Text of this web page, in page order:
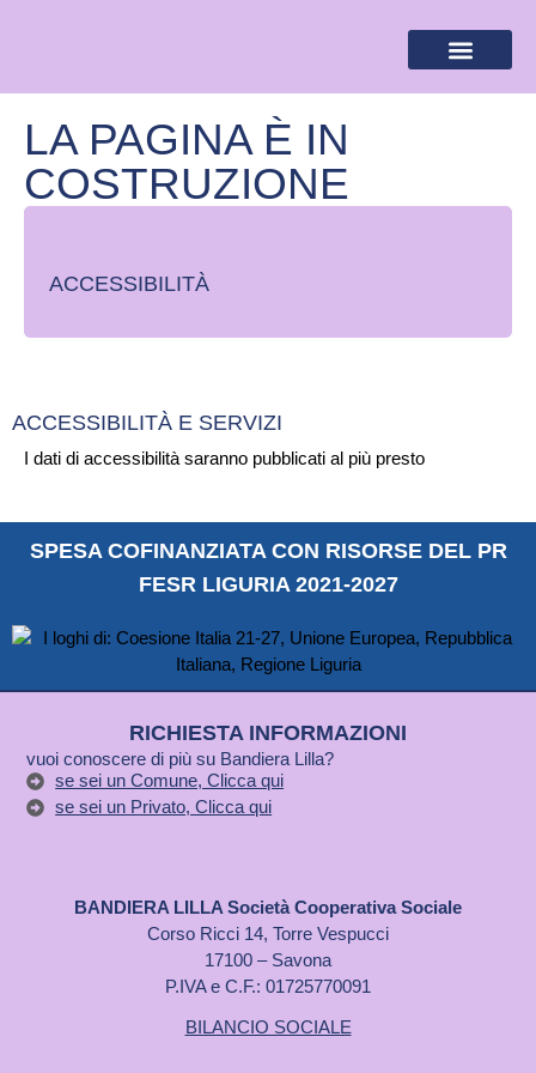
LA PAGINA È IN
COSTRUZIONE
ACCESSIBILITÀ
I dati di accessibilità saranno pubblicati al più presto
ACCESSIBILITÀ E SERVIZI
SPESA COFINANZIATA CON RISORSE DEL PR
FESR LIGURIA 2021-2027
RICHIESTA INFORMAZIONI
vuoi conoscere di più su Bandiera Lilla?
se sei un Comune, Clicca qui
se sei un Privato, Clicca qui
BANDIERA LILLA Società Cooperativa Sociale
Corso Ricci 14, Torre Vespucci
17100 – Savona
P.IVA e C.F.: 01725770091
BILANCIO SOCIALE